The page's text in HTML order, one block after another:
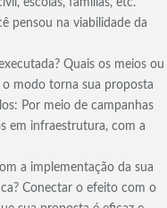
escolas, famílias, etc.
pensou na viabilidade da
Quais os meios ou
o modo torna sua proposta
Por meio de campanhas
em infraestrutura, com a
a implementação da sua
Conectar o efeito com o